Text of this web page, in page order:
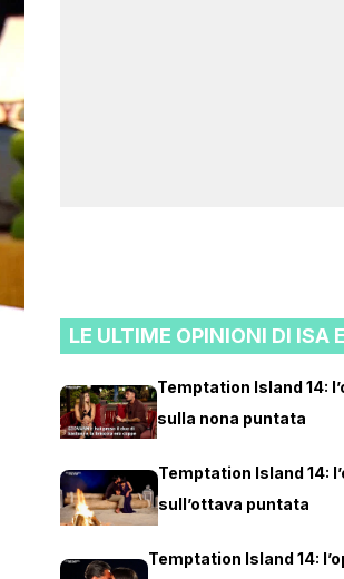
LE ULTIME OPINIONI DI ISA
Temptation Island 14:
sulla nona puntata
Temptation Island 14:
sull’ottava puntata
Temptation Island 14: